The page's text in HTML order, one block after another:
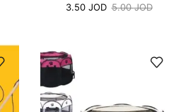
5.00JOD
3.50 JOD